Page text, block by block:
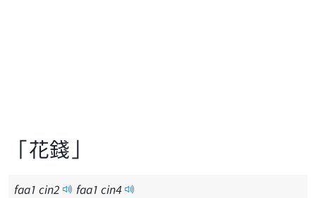
「花錢」
faa1 cin2 faa1 cin4